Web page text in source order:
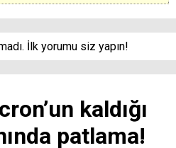
İlk yorumu siz yapın!
kaldığı
patlama!